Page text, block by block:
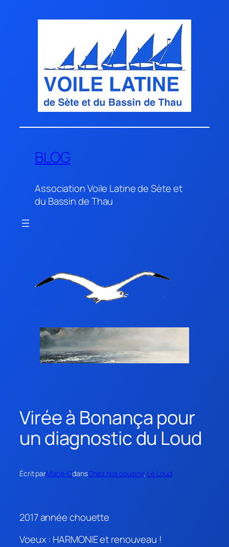
BLOG
Association Voile Latine de Sète et
du Bassin de Thau
Virée à Bonança pour
un diagnostic du Loud
Écrit parMarie-OdansChez nos cousins, Le Loud
2017 année chouette
Voeux : HARMONIE et renouveau !